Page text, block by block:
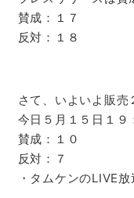
賛成：１７
反対：１８
さて、いよいよ販売
今日５月１５日１９
賛成：１０
反対：７
・タムケンのLIVE